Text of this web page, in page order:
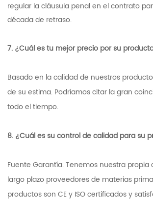
regular la cláusula penal en el contrato
década de retraso.
7. ¿Cuál es tu mejor precio por su
Basado en la calidad de nuestros
de su estima. Podríamos citar la gran
todo el tiempo.
8. ¿Cuál es su control de calidad para su
Fuente Garantía. Tenemos nuestra
largo plazo proveedores de materias
productos son CE y ISO certificados y